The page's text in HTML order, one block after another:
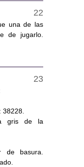
una de las
de jugarlo.
38228.
gris de la
de basura.